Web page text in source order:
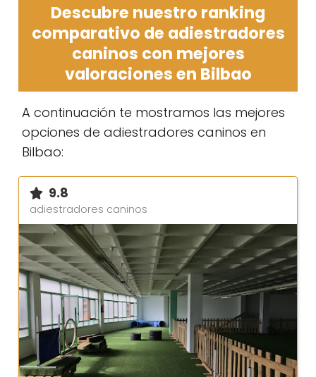
Descubre nuestro ranking
comparativo de adiestradores
caninos con mejores
valoraciones en Bilbao
A continuación te mostramos las mejores
opciones de adiestradores caninos en
Bilbao:
9.8
adiestradores caninos